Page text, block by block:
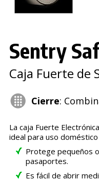
Sentry
Caja Fuerte de
Cierre:
La caja Fuerte
ideal para uso
Protege pequeños
pasaportes.
Es fácil de abrir